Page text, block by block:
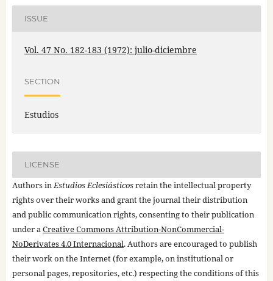
ISSUE
Vol. 47 No. 182-183 (1972): julio-diciembre
SECTION
Estudios
LICENSE
Authors inEstudios Eclesiásticosretain the intellectual property
rights over their works and grant the journal their distribution
and public communication rights, consenting to their publication
under aCreative Commons Attribution-NonCommercial-
NoDerivates 4.0 Internacional. Authors are encouraged to publish
their work on the Internet (for example, on institutional or
personal pages, repositories, etc.) respecting the conditions of this